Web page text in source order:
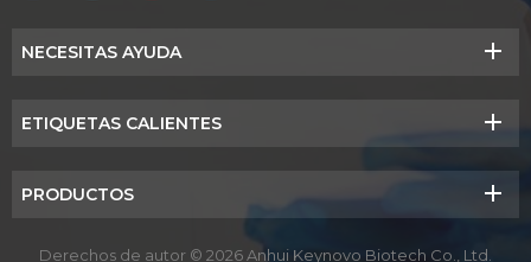
NECESITAS AYUDA
ETIQUETAS CALIENTES
PRODUCTOS
Derechos de autor © 2026 Anhui Keynovo Biotech Co., Ltd.